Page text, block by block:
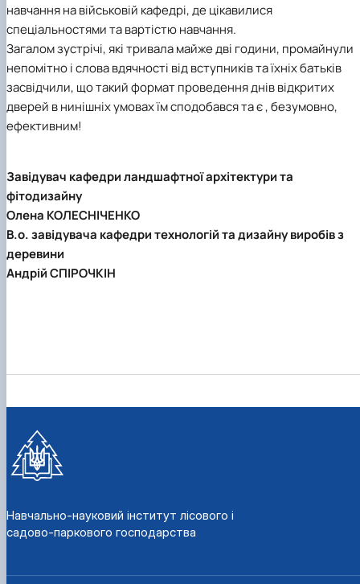
навчання на військовій кафедрі, де цікавилися
спеціальностями та вартістю навчання.
Загалом зустрічі, які тривала майже дві години, промайнули
непомітно і слова вдячності від вступників та їхніх батьків
засвідчили, що такий формат проведення днів відкритих
дверей в нинішніх умовах їм сподобався та є , безумовно,
ефективним!
Завідувач кафедри ландшафтної архітектури та
фітодизайну
Олена КОЛЕСНІЧЕНКО
В.о. завідувача кафедри технологій та дизайну виробів з
деревини
Андрій СПІРОЧКІН
Навчально-науковий інститут лісового і
садово-паркового господарства